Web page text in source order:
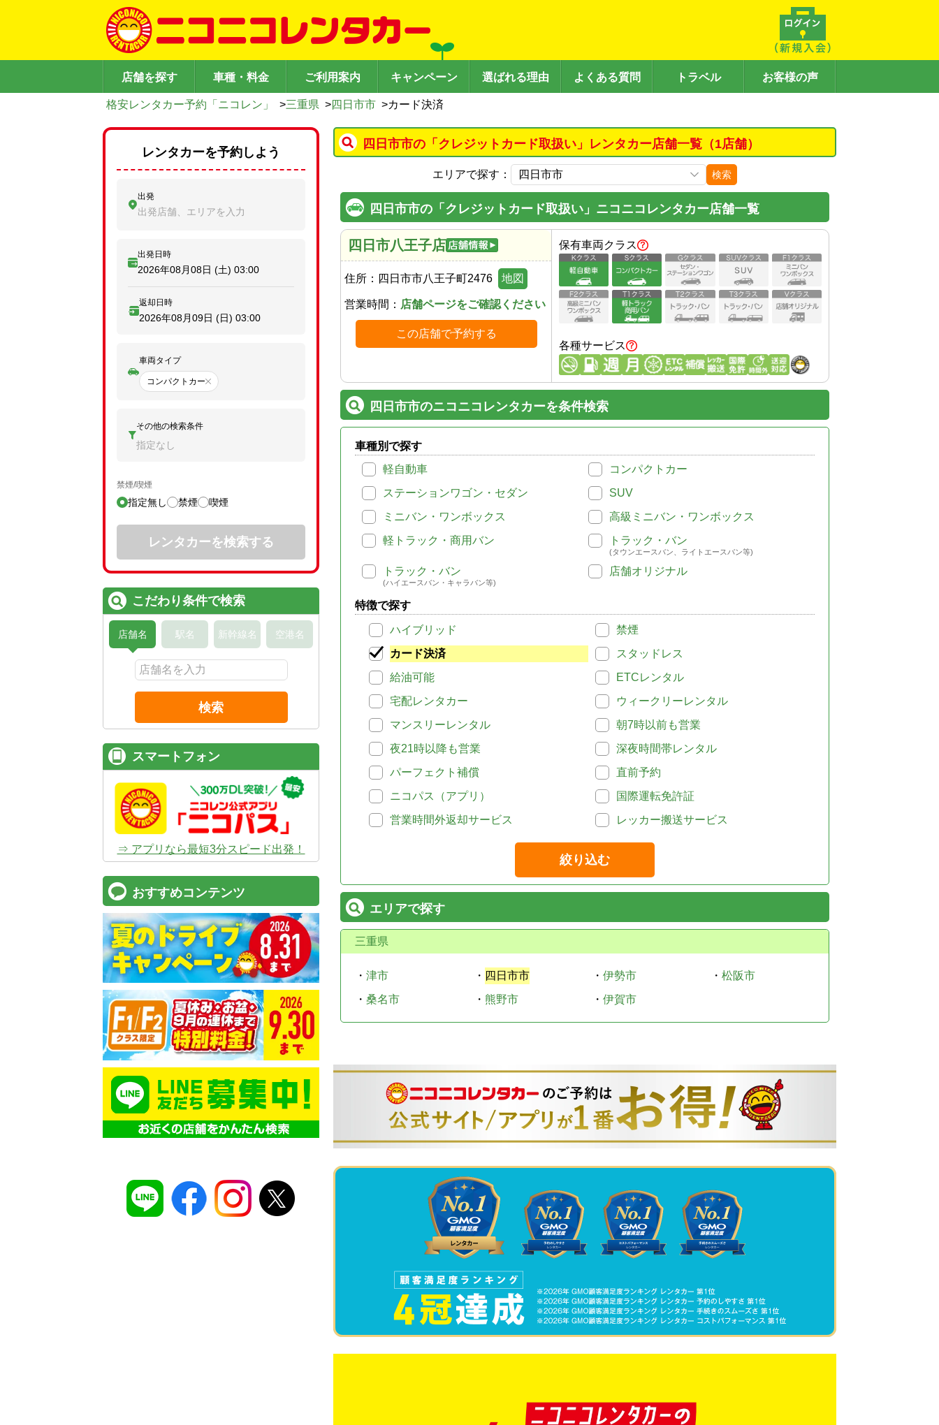
店舗を探す 車種・料金 ご利用案内 キャンペーン 選ばれる理由 よくある質問 トラベル お客様の声
格安レンタカー予約「ニコレン」 >三重県 >四日市市 >カード決済
四日市市の「クレジットカード取扱い」レンタカー店舗一覧（1店舗）
エリアで探す： 検索
四日市市の「クレジットカード取扱い」ニコニコレンタカー店舗一覧
四日市八王子店
住所： 四日市市八王子町2476 地図
営業時間： 店舗ページをご確認ください
この店舗で予約する
保有車両クラス
各種サービス
四日市市のニコニコレンタカーを条件検索
車種別で探す
軽自動車
コンパクトカー
ステーションワゴン・セダン
SUV
ミニバン・ワンボックス
高級ミニバン・ワンボックス
軽トラック・商用バン
トラック・バン
(タウンエースバン、ライトエースバン等)
トラック・バン
(ハイエースバン・キャラバン等)
店舗オリジナル
特徴で探す
ハイブリッド
禁煙
カード決済
スタッドレス
給油可能
ETCレンタル
宅配レンタカー
ウィークリーレンタル
マンスリーレンタル
朝7時以前も営業
夜21時以降も営業
深夜時間帯レンタル
パーフェクト補償
直前予約
ニコパス（アプリ）
国際運転免許証
営業時間外返却サービス
レッカー搬送サービス
絞り込む
エリアで探す
三重県
・ 津市 ・ 四日市市 ・ 伊勢市 ・ 松阪市
・ 桑名市 ・ 熊野市 ・ 伊賀市
レンタカーを予約しよう
出発
出発店舗、エリアを入力
出発日時
2026年08月08日 (土) 03:00
返却日時
2026年08月09日 (日) 03:00
車両タイプ
コンパクトカー
その他の検索条件
指定なし
禁煙/喫煙
指定無し 禁煙 喫煙
レンタカーを検索する
こだわり条件で検索
店舗名 駅名 新幹線名 空港名
検索
スマートフォン
⇒ アプリなら最短3分スピード出発！
おすすめコンテンツ